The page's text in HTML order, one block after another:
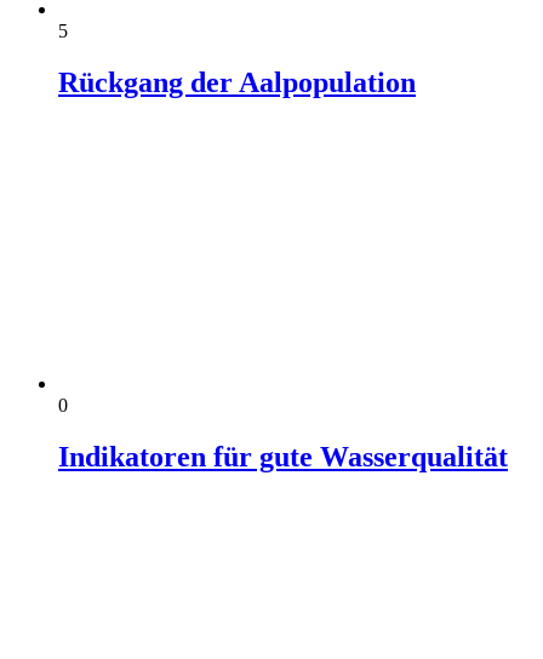
5
Rückgang der Aalpopulation
0
Indikatoren für gute Wasserqualität